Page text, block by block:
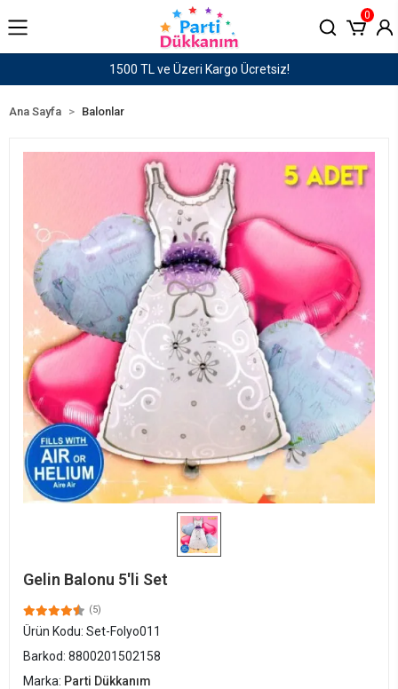
1500 TL ve Üzeri Kargo Ücretsiz!
0
Ana Sayfa Balonlar
Gelin Balonu 5'li Set
(5)
Ürün Kodu: Set-Folyo011
Barkod: 8800201502158
Marka: Parti Dükkanım